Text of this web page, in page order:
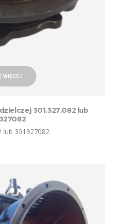
WIĘCEJ
301.327.082 lub
lub 301327082